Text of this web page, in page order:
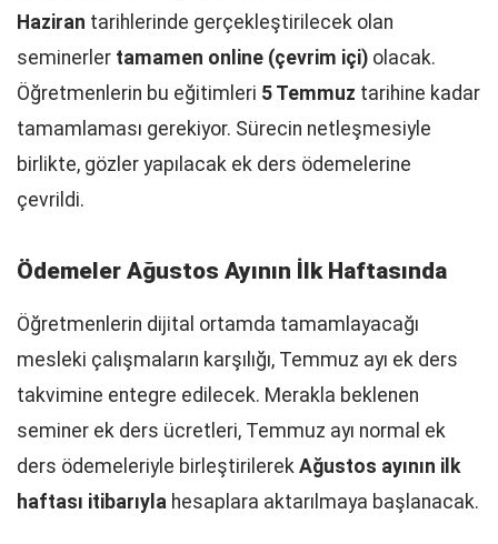
Haziran tarihlerinde gerçekleştirilecek olan
seminerler tamamen online (çevrim içi) olacak.
Öğretmenlerin bu eğitimleri 5 Temmuz tarihine kadar
tamamlaması gerekiyor. Sürecin netleşmesiyle
birlikte, gözler yapılacak ek ders ödemelerine
çevrildi.
Ödemeler Ağustos Ayının İlk Haftasında
Öğretmenlerin dijital ortamda tamamlayacağı
mesleki çalışmaların karşılığı, Temmuz ayı ek ders
takvimine entegre edilecek. Merakla beklenen
seminer ek ders ücretleri, Temmuz ayı normal ek
ders ödemeleriyle birleştirilerek Ağustos ayının ilk
haftası itibarıyla hesaplara aktarılmaya başlanacak.